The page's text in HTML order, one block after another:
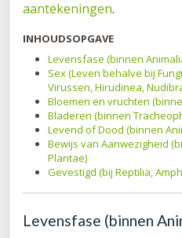
aantekeningen.
INHOUDSOPGAVE
Levensfase (binnen
Sex (Leven behalve bij
Virussen, Hirudinea,
Bloemen en vruchten
Bladeren (binnen
Levend of Dood (binnen
Bewijs van Aanwezigheid
Plantae)
Gevestigd (bij Reptilia,
Levensfase (binnen